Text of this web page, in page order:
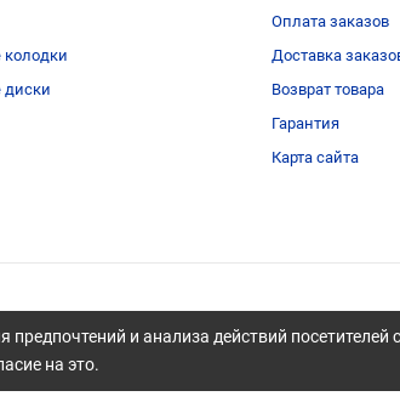
и анализа действий посетителей
на это.
диски
Оплата заказов
Доставка
Возврат товара
Гарантия
Карта сайта